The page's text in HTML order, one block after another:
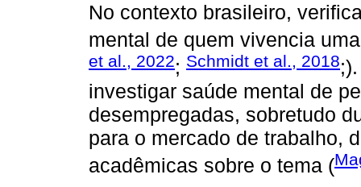
No contexto brasileiro,
mental de quem vivencia
et al., 2022; Schmidt et al., 2018
investigar saúde mental de
desempregadas, sobretudo
para o mercado de trabalho,
acadêmicas sobre o tema (